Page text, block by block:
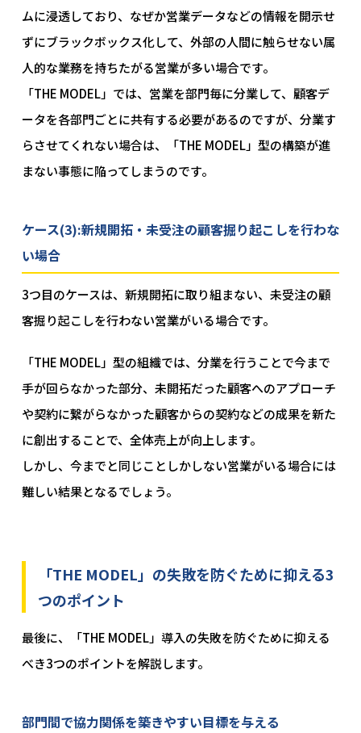
ムに浸透しており、なぜか営業データなどの情報を開示せ
ずにブラックボックス化して、外部の人間に触らせない属
人的な業務を持ちたがる営業が多い場合です。
「THE MODEL」では、営業を部門毎に分業して、顧客デ
ータを各部門ごとに共有する必要があるのですが、分業す
らさせてくれない場合は、「THE MODEL」型の構築が進
まない事態に陥ってしまうのです。
ケース(3):新規開拓・未受注の顧客掘り起こしを行わな
い場合
3つ目のケースは、新規開拓に取り組まない、未受注の顧
客掘り起こしを行わない営業がいる場合です。
「THE MODEL」型の組織では、分業を行うことで今まで
手が回らなかった部分、未開拓だった顧客へのアプローチ
や契約に繋がらなかった顧客からの契約などの成果を新た
に創出することで、全体売上が向上します。
しかし、今までと同じことしかしない営業がいる場合には
難しい結果となるでしょう。
「THE MODEL」の失敗を防ぐために抑える3
つのポイント
最後に、「THE MODEL」導入の失敗を防ぐために抑える
べき3つのポイントを解説します。
部門間で協力関係を築きやすい目標を与える